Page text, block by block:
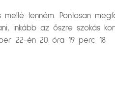
tenném. Pontosan
inkább az őszre szokás
22-én 20 óra 19 perc 18